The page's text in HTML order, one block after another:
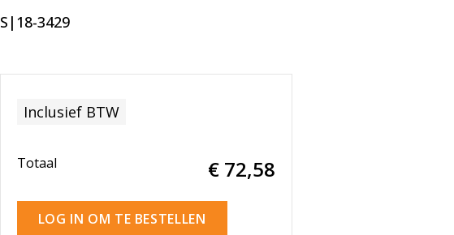
S|18-3429
Inclusief BTW
Totaal € 72,58
LOG IN OM TE BESTELLEN